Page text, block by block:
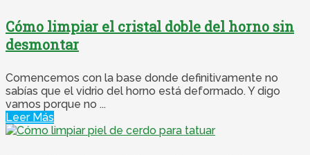
Cómo limpiar el cristal doble del horno sin
desmontar
Comencemos con la base donde definitivamente no
sabías que el vidrio del horno está deformado. Y digo
vamos porque no ...
Leer Más